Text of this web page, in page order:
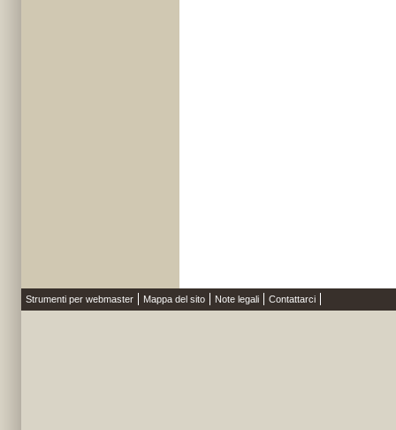
Strumenti per webmaster Mappa del sito Note legali Contattarci